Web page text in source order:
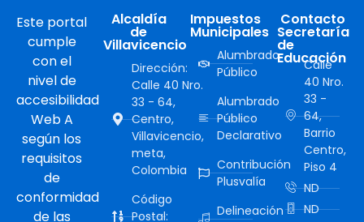
Este portal
cumple
con el
nivel de
accesibilidad
Web A
según los
requisitos
de
conformidad
de las
Alcaldía
de
Villavicencio
Dirección:
Calle 40 Nro.
33 - 64,
Centro,
Villavicencio,
meta,
Colombia
Código
Postal:
Impuestos
Municipales
Alumbrado
Público
Alumbrado
Público
Declarativo
Contribución
Plusvalía
Delineación
Contacto
Secretaría
de
Educación
Calle
40 Nro.
33 -
64,
Barrio
Centro,
Piso 4
ND
ND